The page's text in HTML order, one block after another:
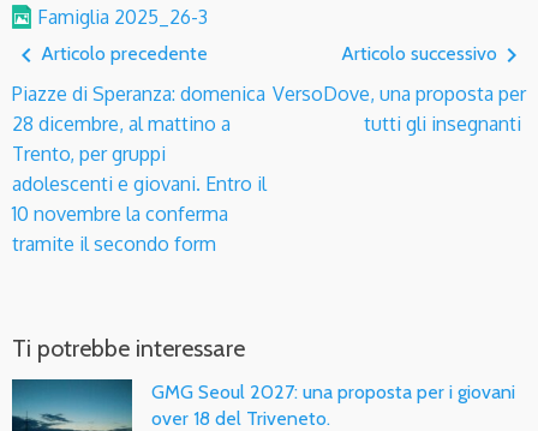
Famiglia 2025_26-3
navigate_before Articolo precedente
Piazze di Speranza: domenica
28 dicembre, al mattino a
Trento, per gruppi
adolescenti e giovani. Entro il
10 novembre la conferma
tramite il secondo form
Articolo successivo navigate_next
VersoDove, una proposta per
tutti gli insegnanti
Ti potrebbe interessare
GMG Seoul 2027: una proposta per i giovani
over 18 del Triveneto.